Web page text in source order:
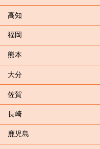
高知
福岡
熊本
大分
佐賀
長崎
鹿児島